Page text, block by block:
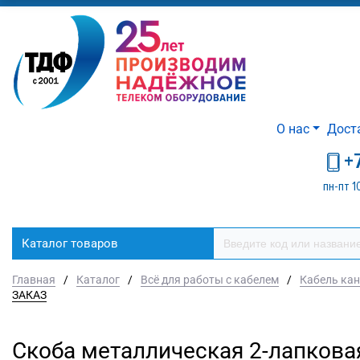
О нас
пн-пт
Каталог товаров
Главная / Каталог / Всё для работы с кабелем /
Кабель
ЗАКАЗ
Скоба металлическая 2-